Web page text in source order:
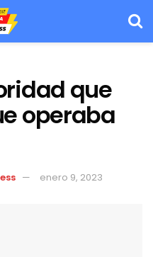
que
operaba
enero 9, 2023